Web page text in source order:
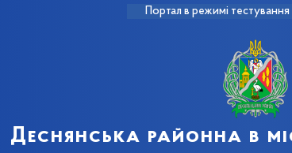
Портал в режимі
Деснянська районна в